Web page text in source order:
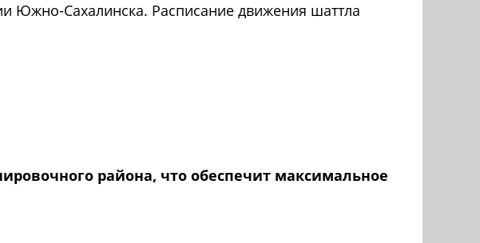
Южно-Сахалинска. Расписание движения шаттла
района, что обеспечит максимальное